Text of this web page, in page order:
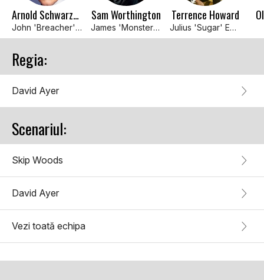
Arnold Schwarzenegger
John 'Breacher' Wharton
Sam Worthington
James 'Monster' Murray
Terrence Howard
Julius 'Sugar' Edmonds
Regia:
David Ayer
Scenariul:
Skip Woods
David Ayer
Vezi toată echipa